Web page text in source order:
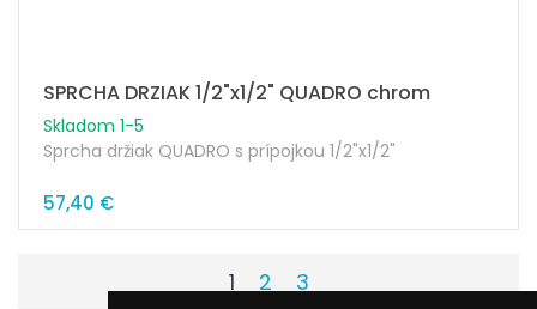
SPRCHA DRZIAK 1/2"x1/2" QUADRO chrom
Skladom 1-5
Sprcha držiak QUADRO s prípojkou 1/2"x1/2"
57,40 €
1 2 3